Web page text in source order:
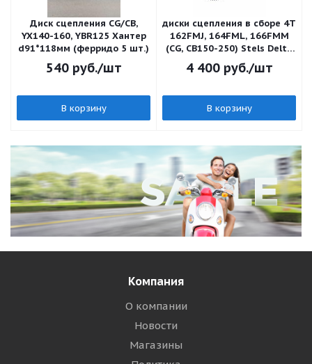
Диск сцепления CG/CB,
YX140-160, YBR125 Хантер
d91*118мм (ферридо 5 шт.)
540руб./шт
В корзину
диски сцепления в сборе 4Т
162FMJ, 164FML, 166FMM
(CG, CB150-250) Stels Delta
200, Racer RC250CS, RC
4 400руб./шт
В корзину
Компания
О компании
Новости
Магазины